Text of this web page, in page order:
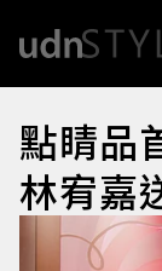
點睛品
林宥嘉